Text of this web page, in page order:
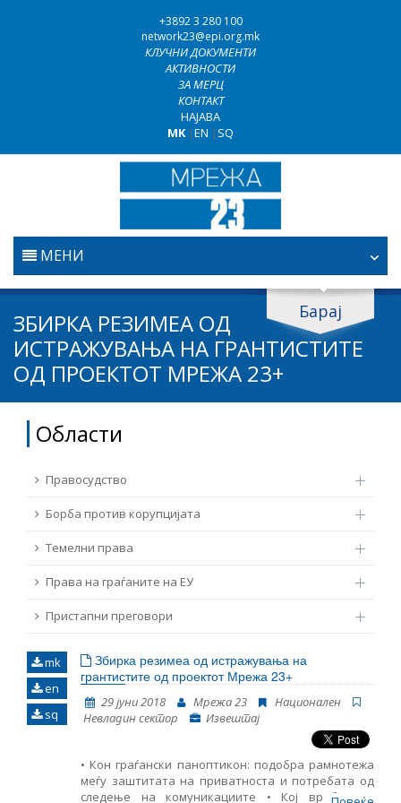
+3892 3 280 100
network23@epi.org.mk
КЛУЧНИ ДОКУМЕНТИ
АКТИВНОСТИ
ЗА МЕРЦ
КОНТАКТ
НАЈАВА
MK|EN | SQ
МЕНИ
ПОЧЕТНА
ПРАВОСУДСТВО
БОРБА ПРОТИВ КОРУПЦИЈАТА
ТЕМЕЛНИ ПРАВА
ПРИСТАПНИ ПРЕГОВОРИ
Барај
Барај документи
Барај
Област / подрачје
Извор
Таг
Од Мрежа 23
Датум на објавување
ЗБИРКА РЕЗИМЕА ОД
ИСТРАЖУВАЊА НА ГРАНТИСТИТЕ
ОД ПРОЕКТОТ МРЕЖА 23+
Области
Правосудство
Борба против корупцијата
Темелни права
Права на граѓаните на ЕУ
Пристапни преговори
mk
en
sq
Збирка резимеа од истражувања на
грантистите од проектот Мрежа 23+
29 јуни 2018 Мрежа 23
Национален
Невладин сектор
Извештај
• Кон граѓански паноптикон: подобра рамнотежа
меѓу заштитата на приватноста и потребата од
следење на комуникациите • Кој вработува,